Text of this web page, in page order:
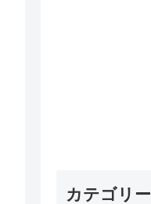
カテゴリー